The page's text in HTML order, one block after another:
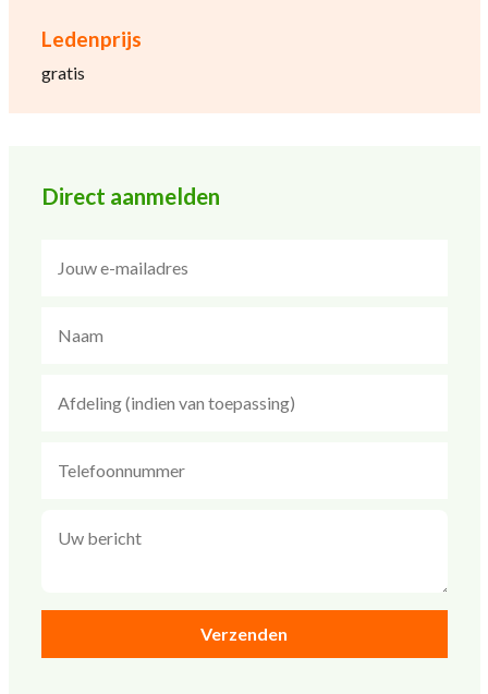
Ledenprijs
gratis
Direct aanmelden